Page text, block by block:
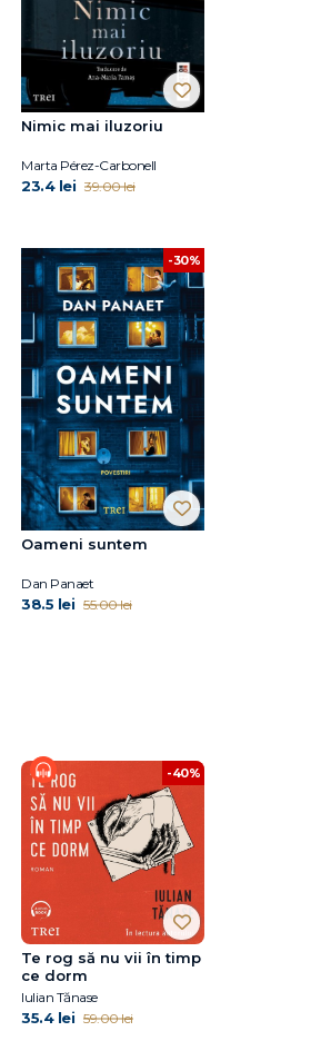
Nimic mai iluzoriu
Marta Pérez-Carbonell
23.4 lei 39.00 lei
-30%
Oameni suntem
Dan Panaet
38.5 lei 55.00 lei
-40%
Te rog să nu vii în timp
ce dorm
Iulian Tănase
35.4 lei 59.00 lei